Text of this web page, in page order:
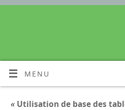
MENU
« Utilisation de base des